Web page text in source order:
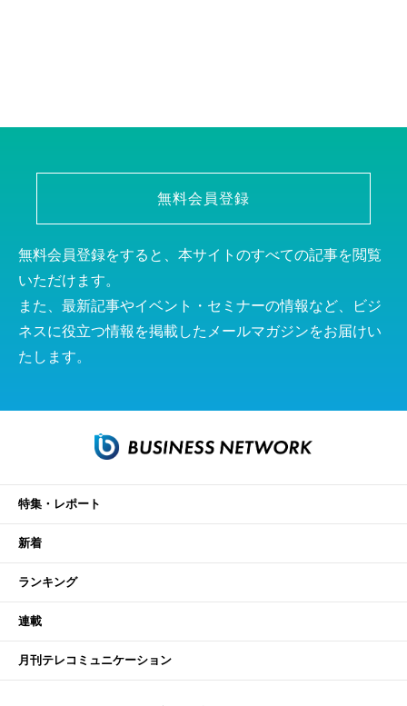
無料会員登録
無料会員登録をすると、本サイトのすべての記事を閲覧
いただけます。
また、最新記事やイベント・セミナーの情報など、ビジ
ネスに役立つ情報を掲載したメールマガジンをお届けい
たします。
特集・レポート
新着
ランキング
連載
月刊テレコミュニケーション